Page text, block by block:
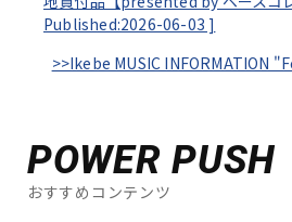
Published:2026-06-03 ]
>>Ikebe MUSIC INFORMATION
POWER PUSH
おすすめコンテンツ